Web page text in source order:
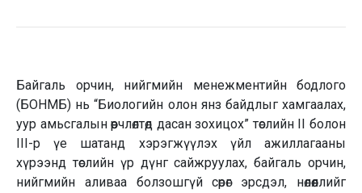
Байгаль орчин, нийгмийн менежментийн бодлого
(БОНМБ) нь “Биологийн олон янз байдлыг хамгаалах,
уур амьсгалын өөрчлөлтөд дасан зохицох” төслийн II болон
III-р үе шатанд хэрэгжүүлэх үйл ажиллагааны
хүрээнд төслийн үр дүнг сайжруулах, байгаль орчин,
нийгмийн аливаа болзошгүй сөрөг эрсдэл, нөлөөллийг